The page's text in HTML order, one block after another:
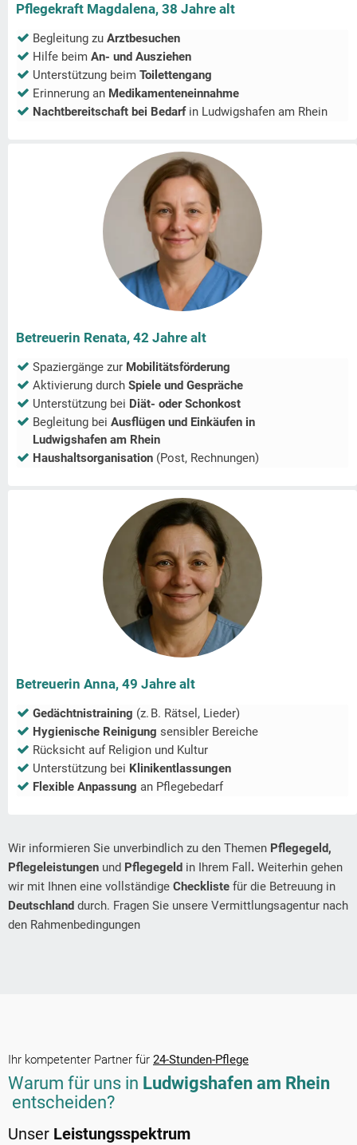
Pflegekraft Magdalena, 38 Jahre alt
Begleitung zu Arztbesuchen
Hilfe beim An- und Ausziehen
Unterstützung beim Toilettengang
Erinnerung an Medikamenteneinnahme
Nachtbereitschaft bei Bedarfin Ludwigshafen am Rhein
Betreuerin Renata, 42 Jahre alt
Spaziergänge zur Mobilitätsförderung
Aktivierung durch Spiele und Gespräche
Unterstützung bei Diät- oder Schonkost
Begleitung bei Ausflügen und Einkäufen in
Ludwigshafen am Rhein
Haushaltsorganisation (Post, Rechnungen)
Betreuerin Anna, 49 Jahre alt
Gedächtnistraining (z. B. Rätsel, Lieder)
Hygienische Reinigung sensibler Bereiche
Rücksicht auf Religion und Kultur
Unterstützung bei Klinikentlassungen
Flexible Anpassung an Pflegebedarf
Wir informieren Sie unverbindlich zu den Themen Pflegegeld,
Pflegeleistungen und Pflegegeld in Ihrem Fall . Weiterhin gehen
wir mit Ihnen eine vollständige Checkliste für die Betreuung in
Deutschland durch. Fragen Sie unsere Vermittlungsagentur nach
den Rahmenbedingungen
Ihr kompetenter Partner für 24-Stunden-Pflege
Warum für uns in Ludwigshafen am Rhein
entscheiden?
Unser Leistungsspektrum